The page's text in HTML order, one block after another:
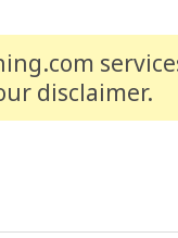
disclaimer.